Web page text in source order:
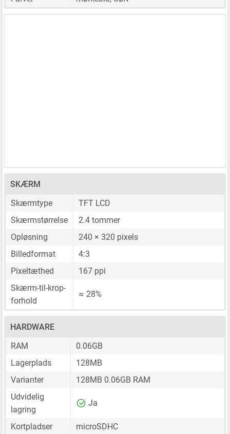
SKÆRM
Skærmtype
TFT LCD
Skærmstørrelse
2.4 tommer
Opløsning
240 × 320 pixels
Billedformat
4:3
Pixeltæthed
167 ppi
Skærm-til-krop-
forhold
≈ 28%
HARDWARE
RAM
0.06GB
Lagerplads
128MB
Varianter
128MB 0.06GB RAM
Udvidelig
lagring
Ja
Kortpladser microSDHC